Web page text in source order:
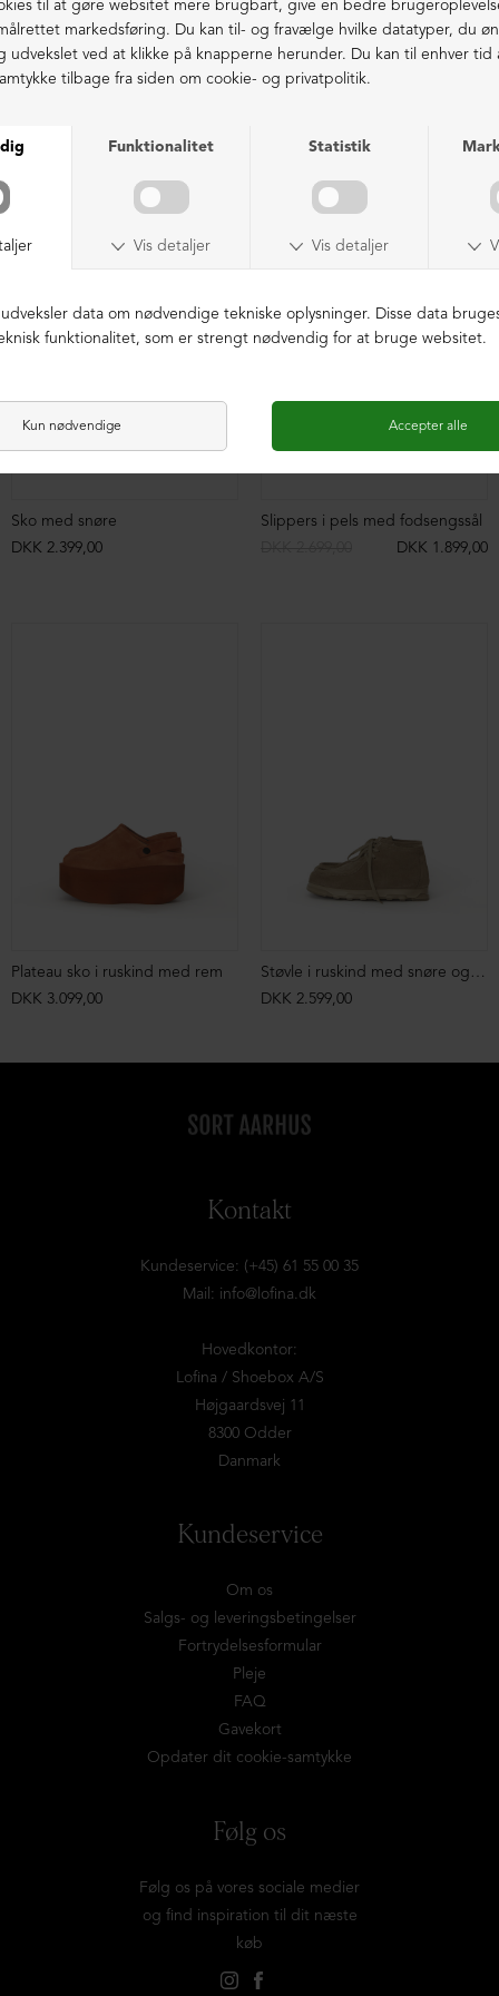
Ekstraordinær kvalitet - produceret i Europa
LIGNENDE PRODUKTER
Sko med snøre
DKK 2.399,00
NEDSAT
Slippers i pels med fodsengssål
DKK 1.899,00
Plateau sko i ruskind med rem
DKK 3.099,00
Støvle i ruskind med snøre og markant syning
DKK 2.599,00
Kontakt
Kundeservice: (+45) 61 55 00 35
Mail: info@lofina.dk
Hovedkontor:
Lofina / Shoebox A/S
Højgaardsvej 11
8300 Odder
Danmark
Kundeservice
Om os
Salgs- og leveringsbetingelser
Fortrydelsesformular
Pleje
FAQ
Gavekort
Opdater dit cookie-samtykke
Følg os
Følg os på vores sociale medier
og find inspiration til dit næste
køb